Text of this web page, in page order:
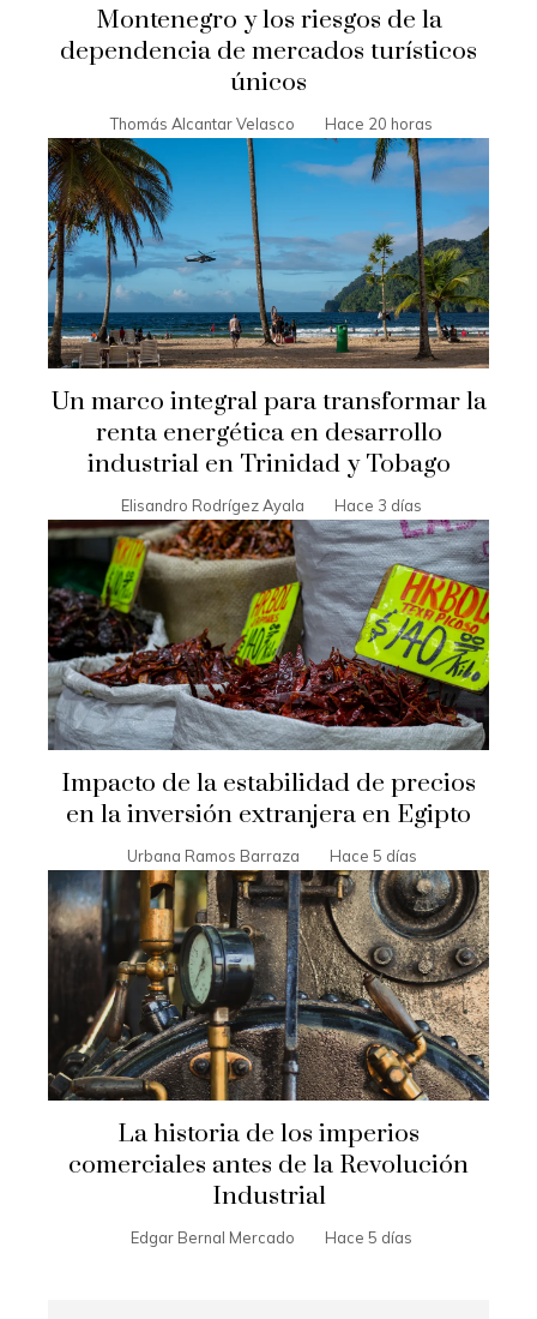
Montenegro y los riesgos de la
dependencia de mercados turísticos
únicos
Thomás Alcantar Velasco Hace 20 horas
Un marco integral para transformar la
renta energética en desarrollo
industrial en Trinidad y Tobago
Elisandro Rodrígez Ayala Hace 3 días
Impacto de la estabilidad de precios
en la inversión extranjera en Egipto
Urbana Ramos Barraza Hace 5 días
La historia de los imperios
comerciales antes de la Revolución
Industrial
Edgar Bernal Mercado Hace 5 días